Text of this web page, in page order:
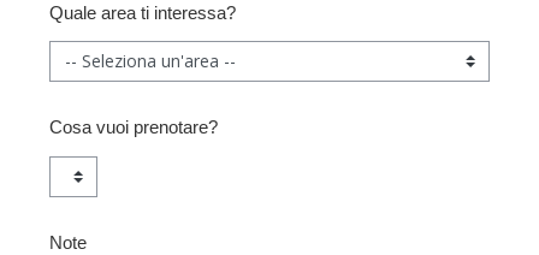
Quale area ti interessa?
Cosa vuoi prenotare?
Note